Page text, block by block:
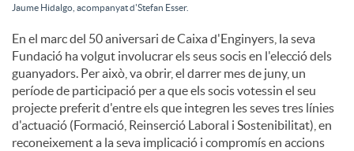
Jaume Hidalgo, acompanyat d'Stefan Esser.
En el marc del 50 aniversari de Caixa d'Enginyers, la seva
Fundació ha volgut involucrar els seus socis en l'elecció dels
guanyadors. Per això, va obrir, el darrer mes de juny, un
període de participació per a que els socis votessin el seu
projecte preferit d'entre els que integren les seves tres línies
d'actuació (Formació, Reinserció Laboral i Sostenibilitat), en
reconeixement a la seva implicació i compromís en accions